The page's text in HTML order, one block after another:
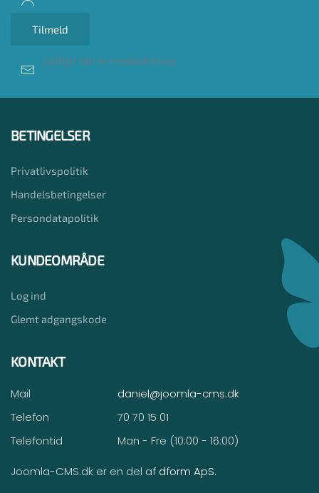
Tilmeld
BETINGELSER
Privatlivspolitik
Handelsbetingelser
Persondatapolitik
KUNDEOMRÅDE
Log ind
Glemt adgangskode
KONTAKT
Mail
daniel@joomla-cms.dk
Telefon
70 70 15 01
Telefontid
Man - Fre (10:00 - 16:00)
Joomla-CMS.dk er en del af dform ApS.